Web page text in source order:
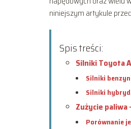
niniejszym artykule
Spis treści:
Silniki Toyota
Silniki
Silniki
Zużycie paliwa
Porównanie